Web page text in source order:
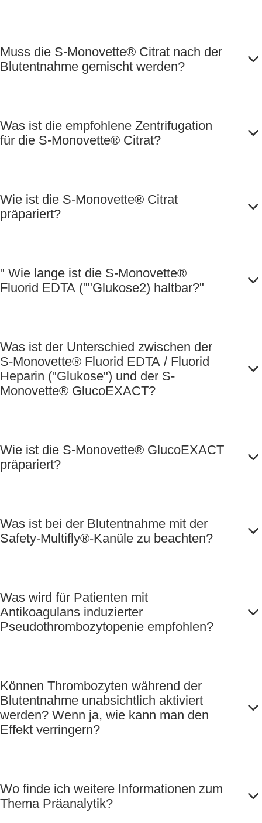
Muss die S-Monovette® Citrat nach der
Blutentnahme gemischt werden?
Was ist die empfohlene Zentrifugation
für die S-Monovette® Citrat?
Wie ist die S-Monovette® Citrat
präpariert?
" Wie lange ist die S-Monovette®
Fluorid EDTA (""Glukose2) haltbar?"
Was ist der Unterschied zwischen der
S-Monovette® Fluorid EDTA / Fluorid
Heparin ("Glukose") und der S-
Monovette® GlucoEXACT?
Wie ist die S-Monovette® GlucoEXACT
präpariert?
Was ist bei der Blutentnahme mit der
Safety-Multifly®-Kanüle zu beachten?
Was wird für Patienten mit
Antikoagulans induzierter
Pseudothrombozytopenie empfohlen?
Können Thrombozyten während der
Blutentnahme unabsichtlich aktiviert
werden? Wenn ja, wie kann man den
Effekt verringern?
Wo finde ich weitere Informationen zum
Thema Präanalytik?